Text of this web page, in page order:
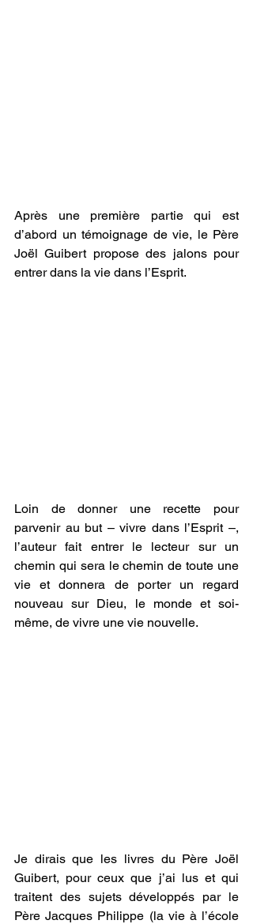
Après une première partie qui est
d’abord un témoignage de vie, le Père
Joël Guibert propose des jalons pour
entrer dans la vie dans l’Esprit.
Loin de donner une recette pour
parvenir au but – vivre dans l’Esprit –,
l’auteur fait entrer le lecteur sur un
chemin qui sera le chemin de toute une
vie et donnera de porter un regard
nouveau sur Dieu, le monde et soi-
même, de vivre une vie nouvelle.
Je dirais que les livres du Père Joël
Guibert, pour ceux que j’ai lus et qui
traitent des sujets développés par le
Père Jacques Philippe (la vie à l’école